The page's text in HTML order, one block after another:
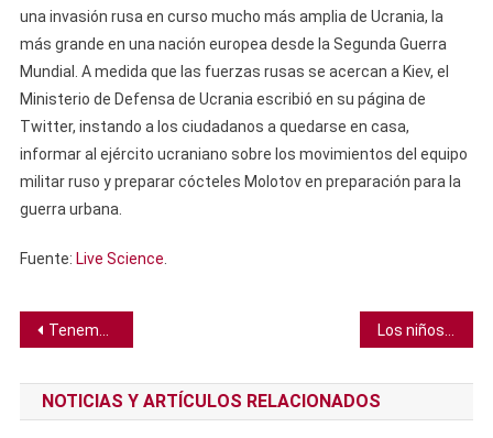
una invasión rusa en curso mucho más amplia de Ucrania, la
más grande en una nación europea desde la Segunda Guerra
Mundial. A medida que las fuerzas rusas se acercan a Kiev, el
Ministerio de Defensa de Ucrania escribió en su página de
Twitter, instando a los ciudadanos a quedarse en casa,
informar al ejército ucraniano sobre los movimientos del equipo
militar ruso y preparar cócteles Molotov en preparación para la
guerra urbana.
Fuente: Live Science
Navegación
de
entradas
Tenemos el árbol genealógico humano más grande de la historia
NOTICIAS Y ARTÍCULOS RELACIONADOS